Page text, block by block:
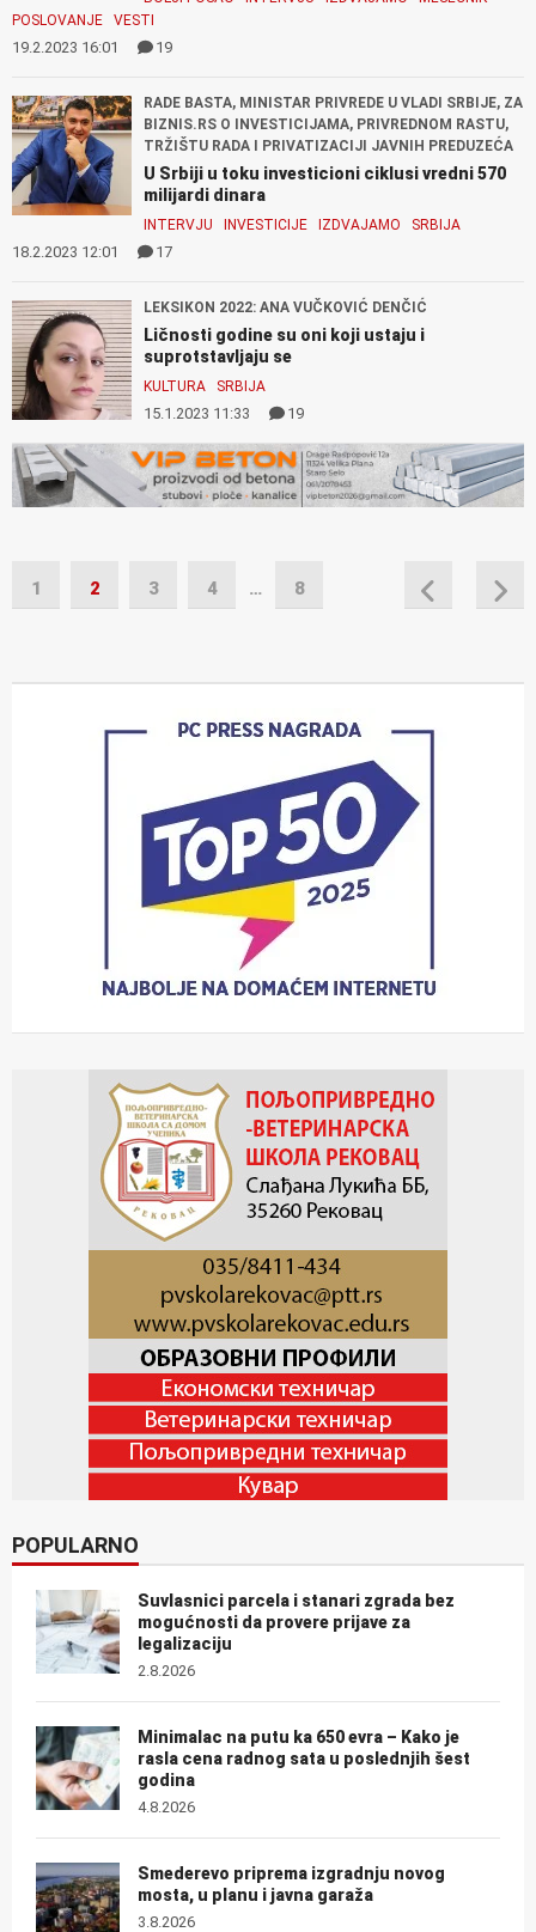
POSLOVANJE
VESTI
19.2.2023 16:01 19
RADE BASTA, MINISTAR PRIVREDE U VLADI SRBIJE, ZA
BIZNIS.RS O INVESTICIJAMA, PRIVREDNOM RASTU,
TRŽIŠTU RADA I PRIVATIZACIJI JAVNIH PREDUZEĆA
U Srbiji u toku investicioni ciklusi vredni 570
milijardi dinara
INTERVJU INVESTICIJE IZDVAJAMO SRBIJA
18.2.2023 12:01 17
LEKSIKON 2022: ANA VUČKOVIĆ DENČIĆ
Ličnosti godine su oni koji ustaju i
suprotstavljaju se
KULTURA SRBIJA
15.1.2023 11:33 19
1 2 3 4 … 8
POPULARNO
Suvlasnici parcela i stanari zgrada bez
mogućnosti da provere prijave za
legalizaciju
2.8.2026
Minimalac na putu ka 650 evra – Kako je
rasla cena radnog sata u poslednjih šest
godina
4.8.2026
Smederevo priprema izgradnju novog
mosta, u planu i javna garaža
3.8.2026